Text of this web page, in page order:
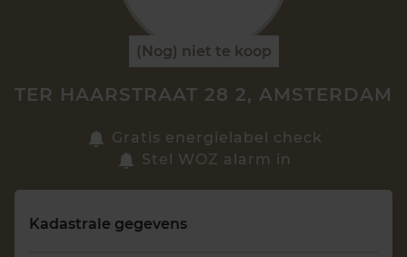
Zoek een woning
(Nog) niet te koop
TER HAARSTRAAT 28 2, AMSTERDAM
Gratis energielabel check
Stel WOZ alarm in
Kadastrale gegevens